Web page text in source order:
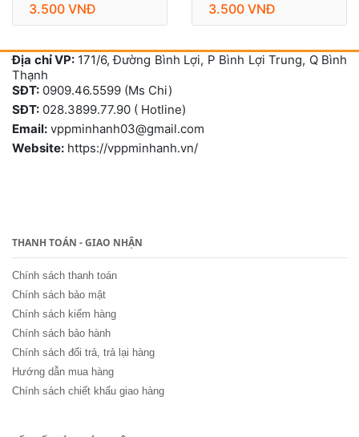
3.500 VNĐ 3.500 VNĐ
Địa chỉ VP: 171/6, Đường Bình Lợi, P Bình Lợi Trung, Q Bình
Thạnh
SĐT: 0909.46.5599 (Ms Chi)
SĐT: 028.3899.77.90 ( Hotline)
Email: vppminhanh03@gmail.com
Website: https://vppminhanh.vn/
THANH TOÁN - GIAO NHẬN
Chính sách thanh toán
Chính sách bảo mật
Chính sách kiểm hàng
Chính sách bảo hành
Chính sách đổi trả, trả lại hàng
Hướng dẫn mua hàng
Chính sách chiết khấu giao hàng